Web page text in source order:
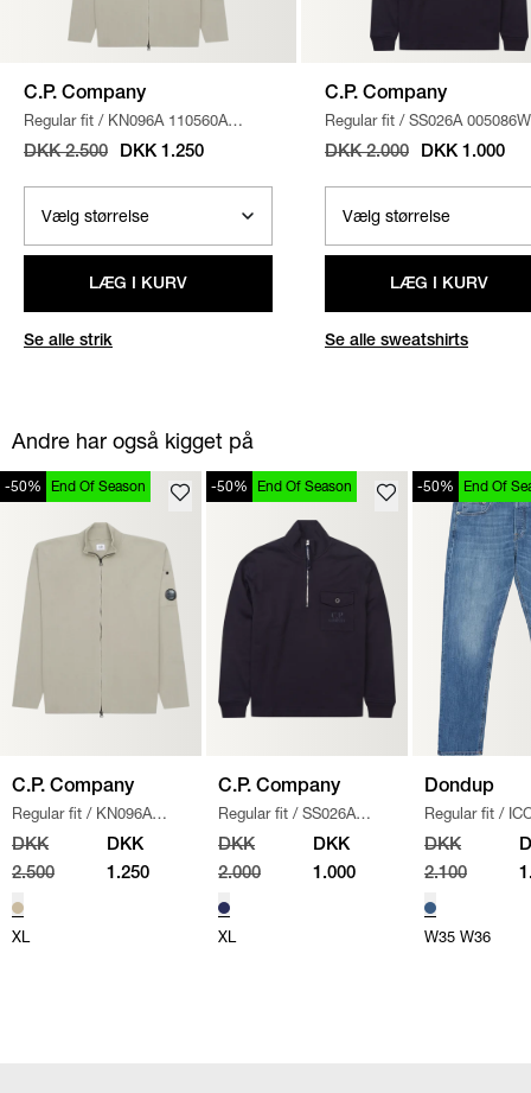
C.P. Company
Regular fit / KN096A 110560A
STRIK / SAND
DKK 2.500 DKK 1.250
LÆG I KURV
Se alle strik
C.P. Company
Regular fit / SS026A 005086W
SWEATSHIRT
/ NAVY
DKK 2.000 DKK 1.000
LÆG I KURV
Se alle sweatshirts
Andre har også kigget på
-50% End Of Season
C.P. Company
Regular fit / KN096A
110560A STRIK / SAND
DKK
2.500
DKK
1.250
XL
-50% End Of Season
C.P. Company
Regular fit / SS026A
005086W SWEATSHIRT
DKK
2.000
DKK
1.000
XL
-50% End Of
Dondup
Regular fit /
/ DENIM
DKK
2.100
W35 W36